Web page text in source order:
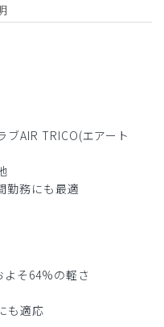
大きめ
伸びない
AIR TRICO(エアート
勤務にも最適
そ64%の軽さ
も適応